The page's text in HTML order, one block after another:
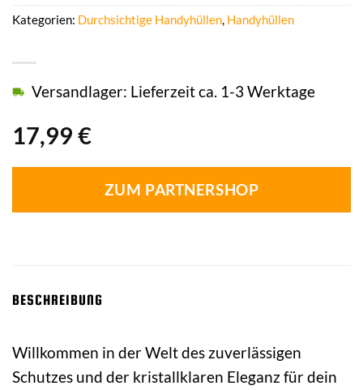
17,99 €
Versandlager: Lieferzeit ca. 1-3 Werktage
ZUM PARTNERSHOP
Kategorien: Durchsichtige Handyhüllen, Handyhüllen
BESCHREIBUNG
Willkommen in der Welt des zuverlässigen
Schutzes und der kristallklaren Eleganz für dein